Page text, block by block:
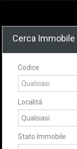
Cerca Immobile
Codice
Localitá
Stato Immobile